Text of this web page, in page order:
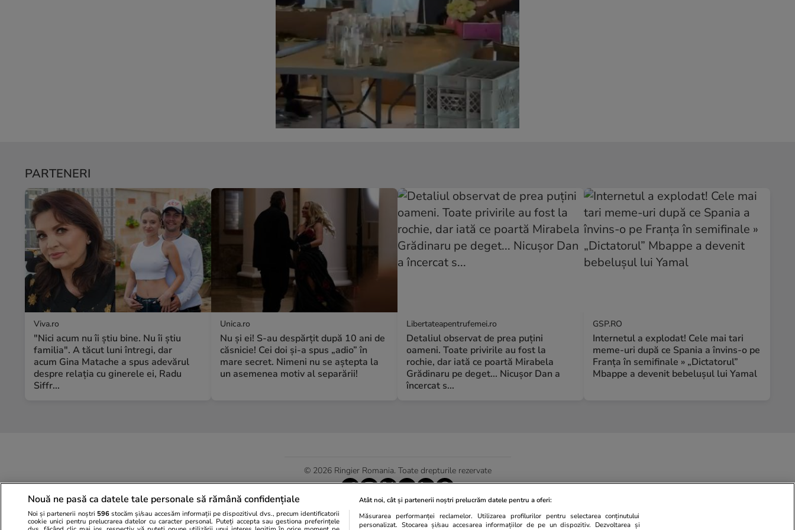
PARTENERI
Viva.ro
"Nici acum nu îi știu bine. Nu îi știu
familia". A tăcut luni întregi, dar
acum Gina Matache a spus adevărul
despre relația cu ginerele ei, Radu
Siffr...
Unica.ro
Nu și ei! S-au despărțit după 10 ani de
căsnicie! Cei doi și-a spus „adio” în
mare secret. Nimeni nu se aștepta la
un asemenea motiv al separării!
Libertateapentrufemei.ro
Detaliul observat de prea puțini
oameni. Toate privirile au fost la
rochie, dar iată ce poartă Mirabela
Grădinaru pe deget... Nicușor Dan a
încercat s...
GSP.RO
Internetul a explodat! Cele mai tari
meme-uri după ce Spania a învins-o pe
Franța în semifinale » „Dictatorul”
Mbappe a devenit bebelușul lui Yamal
© 2026 Ringier Romania. Toate drepturile rezervate
Actualizare preferințe cookies
Nouă ne pasă ca datele tale personale să rămână confidențiale
Noi și partenerii noștri 596stocăm și/sau accesăm informații pe dispozitivul dvs., precum identificatorii
cookie unici pentru prelucrarea datelor cu caracter personal. Puteți accepta sau gestiona preferințele
Atât noi, cât și partenerii noștri prelucrăm datele pentru a oferi:
Măsurarea performanței reclamelor. Utilizarea profilurilor pentru selectarea conținutului
personalizat. Stocarea și/sau accesarea informațiilor de pe un dispozitiv. Dezvoltarea și